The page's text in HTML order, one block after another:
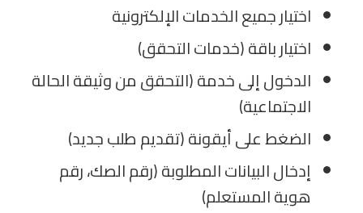
اختيار جميع الخدمات الإلكترونية
اختيار باقة (خدمات التحقق)
الدخول إلى خدمة (التحقق من وثيقة الحالة
الاجتماعية)
الضغط على أيقونة (تقديم طلب جديد)
إدخال البيانات المطلوبة (رقم الصك، رقم
هوية المستعلم)